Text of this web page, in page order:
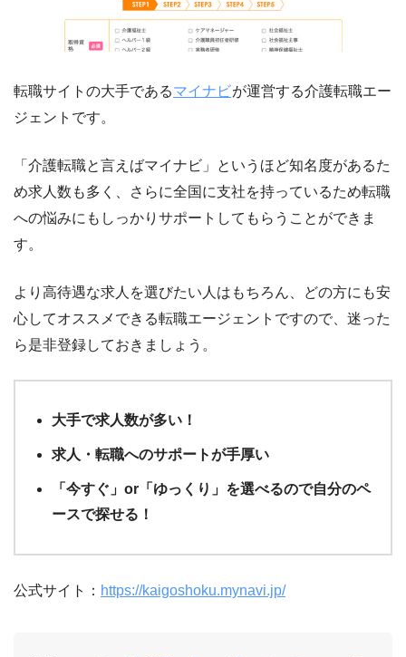
転職サイトの大手であるマイナビが運営する介護転職エー
ジェントです。
「介護転職と言えばマイナビ」というほど知名度があるた
め求人数も多く、さらに全国に支社を持っているため転職
への悩みにもしっかりサポートしてもらうことができま
す。
より高待遇な求人を選びたい人はもちろん、どの方にも安
心してオススメできる転職エージェントですので、迷った
ら是非登録しておきましょう。
大手で求人数が多い！
求人・転職へのサポートが手厚い
「今すぐ」or「ゆっくり」を選べるので自分のペ
ースで探せる！
公式サイト： https://kaigoshoku.mynavi.jp/